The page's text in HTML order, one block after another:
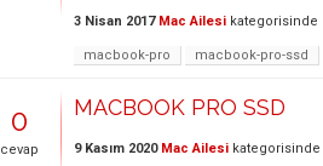
3 Nisan 2017 Mac Ailesi kategorisinde
macbook-pro macbook-pro-ssd
0
cevap
MACBOOK PRO SSD
9 Kasım 2020 Mac Ailesi kategorisinde